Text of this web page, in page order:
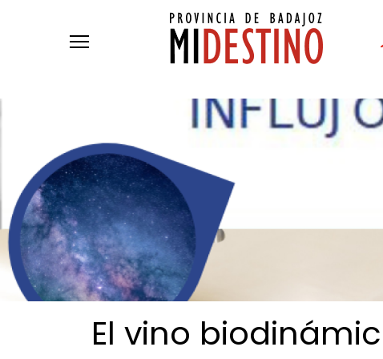
Pasar al contenido principal
El vino